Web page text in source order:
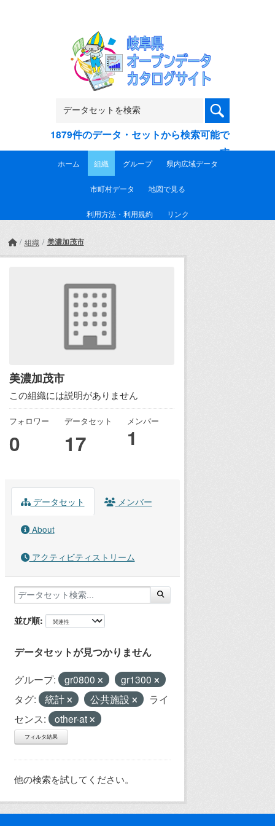
1879件のデータ・セットから検索可能で
す
ホーム 組織 グループ 県内広域データ
市町村データ 地図で見る
利用方法・利用規約 リンク
組織 美濃加茂市
美濃加茂市
この組織には説明がありません
フォロワー
0
データセット
17
メンバー
1
データセット メンバー
About
アクティビティストリーム
並び順
データセットが見つかりません
グループ: gr0800
gr1300
タグ:
統計 公共施設
ライ
センス:
other-at
フィルタ結果
他の検索を試してください。